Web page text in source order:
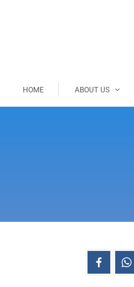
HOME ABOUT US